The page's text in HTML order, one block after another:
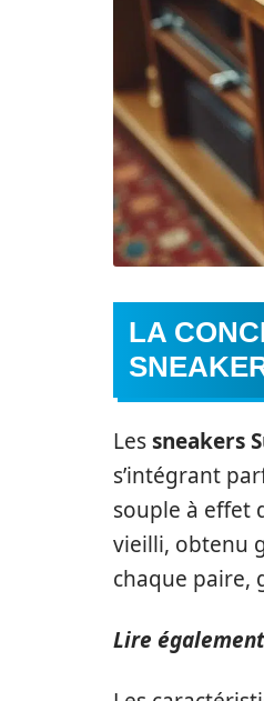
LA
Lessneakers
s’intégrant
souple à effet
vieilli, obtenu
chaque paire,
Lire